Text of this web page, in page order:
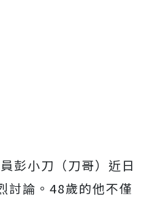
彭小刀（刀哥） 近日
討論。48歲的他不僅